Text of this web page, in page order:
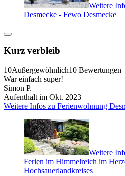
Weitere
Desmecke - Fewo Desmecke
Kurz verbleib
10Außergewöhnlich10 Bewertungen
War einfach super!
Simon P.
Aufenthalt im Okt. 2023
Weitere Infos zu Ferienwohnung
Weitere
Ferien im Himmelreich im
Hochsauerlandkreises